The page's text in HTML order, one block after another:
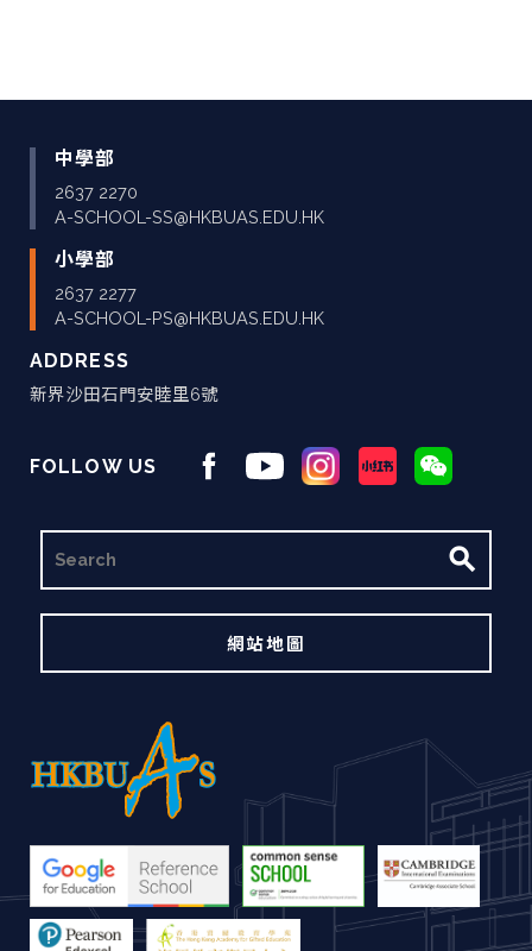
中學部
2637 2270
A-SCHOOL-SS@HKBUAS.EDU.HK
小學部
2637 2277
A-SCHOOL-PS@HKBUAS.EDU.HK
ADDRESS
新界沙田石門安睦里6號
FOLLOW US
尋
網站地圖